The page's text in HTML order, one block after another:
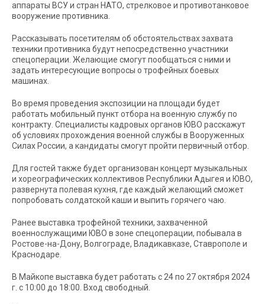
аппараты ВСУ и стран НАТО, стрелковое и противотанковое
вооружение противника.
Рассказывать посетителям об обстоятельствах захвата
техники противника будут непосредственно участники
спецоперации. Желающие смогут пообщаться с ними и
задать интересующие вопросы о трофейных боевых
машинах.
Во время проведения экспозиции на площади будет
работать мобильный пункт отбора на военную службу по
контракту. Специалисты кадровых органов ЮВО расскажут
об условиях прохождения военной службы в Вооруженных
Силах России, а кандидаты смогут пройти первичный отбор.
Для гостей также будет организован концерт музыкальных
и хореографических коллективов Республики Адыгея и ЮВО,
развернута полевая кухня, где каждый желающий сможет
попробовать солдатской каши и выпить горячего чаю.
Ранее выставка трофейной техники, захваченной
военнослужащими ЮВО в зоне спецоперации, побывала в
Ростове-на-Дону, Волгограде, Владикавказе, Ставрополе и
Краснодаре.
В Майкопе выставка будет работать с 24 по 27 октября 2024
г. с 10:00 до 18:00. Вход свободный.